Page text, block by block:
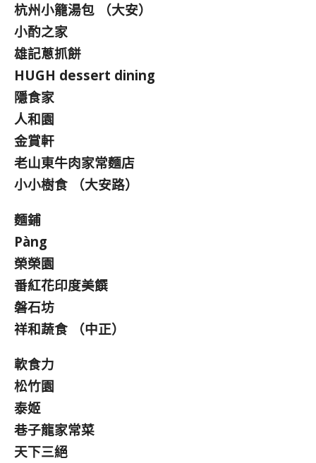
杭州小籠湯包 （大安）
小酌之家
雄記蔥抓餅
HUGH dessert dining
隱食家
人和園
金賞軒
老山東牛肉家常麵店
小小樹食 （大安路）
麵鋪
Pàng
榮榮園
番紅花印度美饌
磐石坊
祥和蔬食 （中正）
軟食力
松竹園
泰姬
巷子龍家常菜
天下三絕